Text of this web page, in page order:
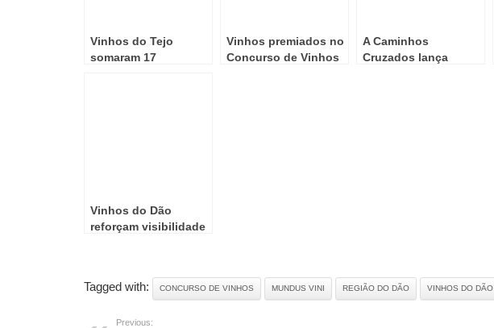
Vinhos do Tejo
somaram 17
Vinhos premiados no
Concurso de Vinhos
A Caminhos
Cruzados lança
Vinhos do Dão
reforçam visibilidade
Tagged with: CONCURSO DE VINHOS MUNDUS VINI REGIÃO DO DÃO VINHOS DO DÃO
Previous: